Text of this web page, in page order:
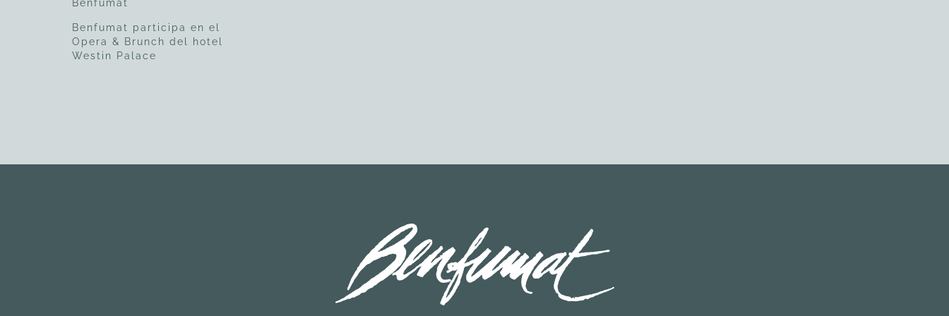
Benfumat
Benfumat participa en el
Opera & Brunch del hotel
Westin Palace